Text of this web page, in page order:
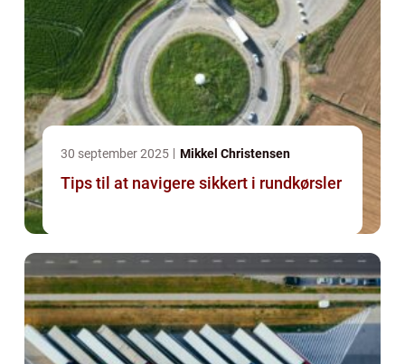
30 september 2025 Mikkel Christensen
Tips til at navigere sikkert i rundkørsler